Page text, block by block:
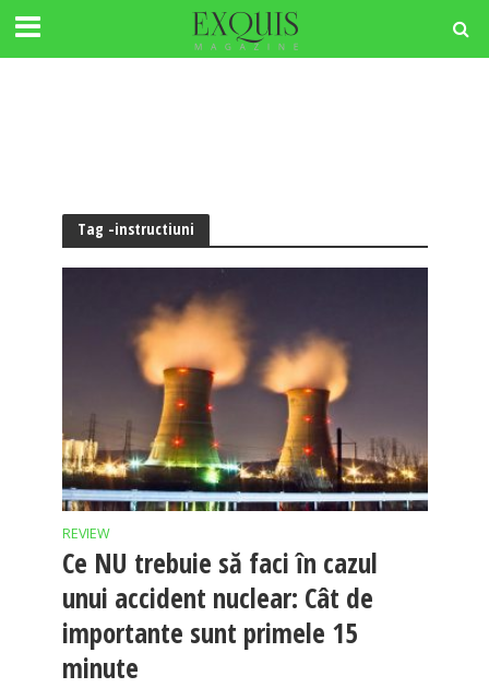
Tag -instructiuni
REVIEW
Ce NU trebuie să faci în cazul
unui accident nuclear: Cât de
importante sunt primele 15
minute